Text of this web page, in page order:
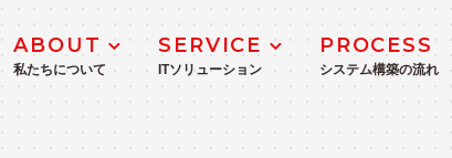
ABOUT
私たちについて
SERVICE
ITソリューション
PROCESS
システム構築の流れ